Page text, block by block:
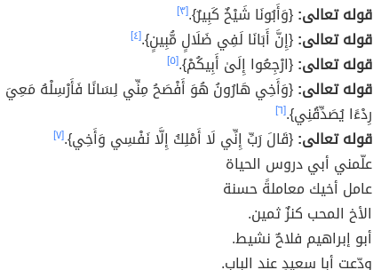
قوله تعالى:{وَأَبُونَا شَيْخٌ كَبِيرٌ}.[٣]
قوله تعالى:{إِنَّ أَبَانَا لَفِي ضَلَالٍ مُّبِينٍ}.[٤]
قوله تعالى:{ارْجِعُوا إِلَىٰ أَبِيكُمْ}.[٥]
قوله تعالى:{وَأَخِي هَارُونُ هُوَ أَفْصَحُ مِنِّي لِسَانًا فَأَرْسِلْهُ مَعِيَ
رِدْءًا يُصَدِّقُنِي}.[٦]
قوله تعالى:{قَالَ رَبِّ إِنِّي لَا أَمْلِكُ إِلَّا نَفْسِي وَأَخِي}.[٧]
علّمني أبي دروس الحياة
عامل أخيك معاملةً حسنة
الأخ المحب كنزٌ ثمين.
أبو إبراهيم فلاحٌ نشيط.
ودّعت أبا سعيدٍ عند الباب.